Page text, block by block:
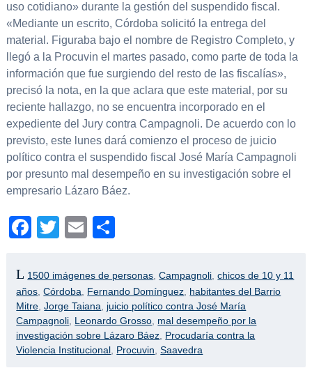
uso cotidiano» durante la gestión del suspendido fiscal.
«Mediante un escrito, Córdoba solicitó la entrega del
material. Figuraba bajo el nombre de Registro Completo, y
llegó a la Procuvin el martes pasado, como parte de toda la
información que fue surgiendo del resto de las fiscalías»,
precisó la nota, en la que aclara que este material, por su
reciente hallazgo, no se encuentra incorporado en el
expediente del Jury contra Campagnoli. De acuerdo con lo
previsto, este lunes dará comienzo el proceso de juicio
político contra el suspendido fiscal José María Campagnoli
por presunto mal desempeño en su investigación sobre el
empresario Lázaro Báez.
Facebook
TwitterEmail
1500 imágenes de personas ,Campagnoli ,chicos de 10 y 11
años ,Córdoba Fernando Domínguez habitantes del Barrio
Mitre ,Jorge Taiana
juicio político contra José María
Campagnoli Leonardo Grosso mal desempeño por la
investigación sobre Lázaro Báez Procudaría contra la
Violencia Institucional Procuvin ,Saavedra